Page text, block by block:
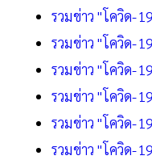
รวมข่าว "โควิด-
รวมข่าว "โควิด-
รวมข่าว "โควิด-
รวมข่าว "โควิด-
รวมข่าว "โควิด-
รวมข่าว "โควิด-